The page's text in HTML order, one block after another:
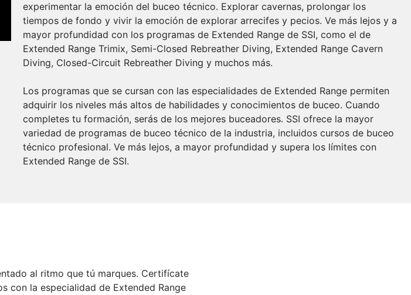
experimentar la emoción del buceo técnico. Explorar cavernas, prolongar los
tiempos de fondo y vivir la emoción de explorar arrecifes y pecios. Ve más lejos y a
mayor profundidad con los programas de Extended Range de SSI, como el de
Extended Range Trimix, Semi-Closed Rebreather Diving, Extended Range Cavern
Diving, Closed-Circuit Rebreather Diving y muchos más.
Los programas que se cursan con las especialidades de Extended Range permiten
adquirir los niveles más altos de habilidades y conocimientos de buceo. Cuando
completes tu formación, serás de los mejores buceadores. SSI ofrece la mayor
variedad de programas de buceo técnico de la industria, incluidos cursos de buceo
técnico profesional. Ve más lejos, a mayor profundidad y supera los límites con
Extended Range de SSI.
al ritmo que tú marques. Certifícate
con la especialidad de Extended Range